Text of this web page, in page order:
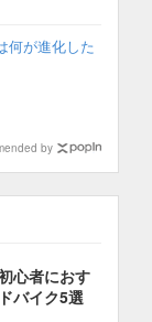
何が進化した
by
心者におす
バイク5選